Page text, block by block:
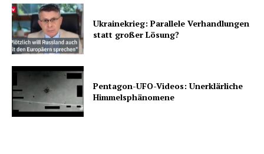
Ukrainekrieg: Parallele Verhandlungen
statt großer Lösung?
Pentagon-UFO-Videos: Unerklärliche
Himmelsphänomene